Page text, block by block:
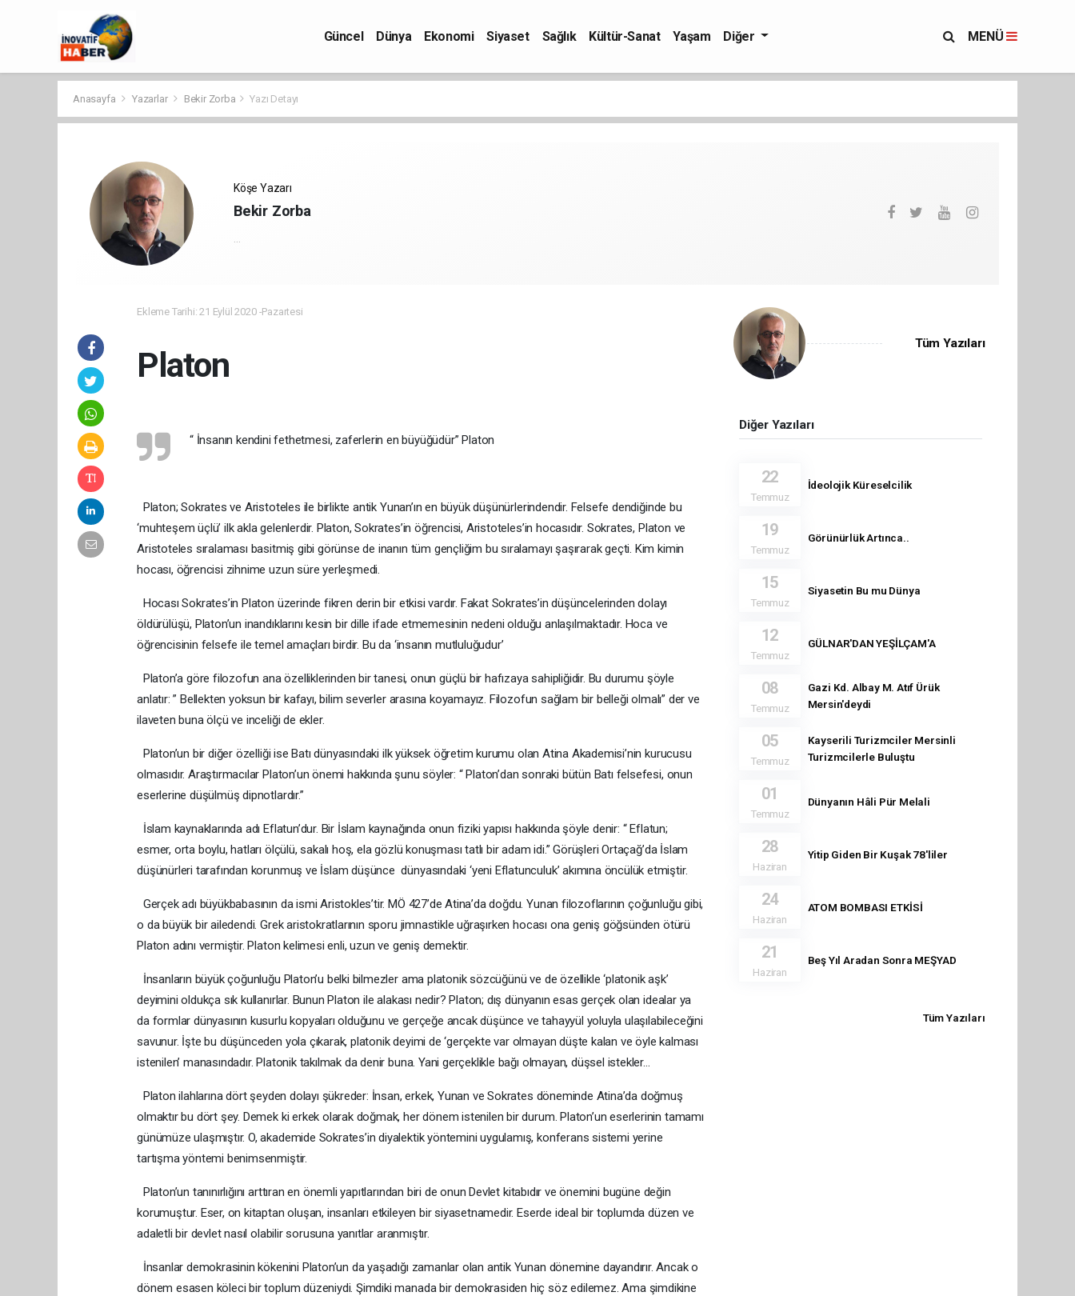
Güncel Dünya Ekonomi Siyaset Sağlık Kültür-Sanat Yaşam Diğer MENÜ
Anasayfa Yazarlar Bekir Zorba Yazı Detayı
Köşe Yazarı
Bekir Zorba
Ekleme Tarihi: 21 Eylül 2020 -Pazartesi
Platon
“ İnsanın kendini fethetmesi, zaferlerin en büyüğüdür” Platon
Platon; Sokrates ve Aristoteles ile birlikte antik Yunan’ın en büyük düşünürlerindendir. Felsefe dendiğinde bu
‘muhteşem üçlü’ ilk akla gelenlerdir. Platon, Sokrates’in öğrencisi, Aristoteles’in hocasıdır. Sokrates, Platon ve
Aristoteles sıralaması basitmiş gibi görünse de inanın tüm gençliğim bu sıralamayı şaşırarak geçti. Kim kimin
hocası, öğrencisi zihnime uzun süre yerleşmedi.
Hocası Sokrates’in Platon üzerinde fikren derin bir etkisi vardır. Fakat Sokrates’in düşüncelerinden dolayı
öldürülüşü, Platon’un inandıklarını kesin bir dille ifade etmemesinin nedeni olduğu anlaşılmaktadır. Hoca ve
öğrencisinin felsefe ile temel amaçları birdir. Bu da ‘insanın mutluluğudur’
Platon’a göre filozofun ana özelliklerinden bir tanesi, onun güçlü bir hafızaya sahipliğidir. Bu durumu şöyle
anlatır: ” Bellekten yoksun bir kafayı, bilim severler arasına koyamayız. Filozofun sağlam bir belleği olmalı” der ve
ilaveten buna ölçü ve inceliği de ekler.
Platon’un bir diğer özelliği ise Batı dünyasındaki ilk yüksek öğretim kurumu olan Atina Akademisi’nin kurucusu
olmasıdır. Araştırmacılar Platon’un önemi hakkında şunu söyler: “ Platon’dan sonraki bütün Batı felsefesi, onun
eserlerine düşülmüş dipnotlardır.”
İslam kaynaklarında adı Eflatun’dur. Bir İslam kaynağında onun fiziki yapısı hakkında şöyle denir: “ Eflatun;
esmer, orta boylu, hatları ölçülü, sakalı hoş, ela gözlü konuşması tatlı bir adam idi.” Görüşleri Ortaçağ’da İslam
düşünürleri tarafından korunmuş ve İslam düşünce dünyasındaki ‘yeni Eflatunculuk’ akımına öncülük etmiştir.
Gerçek adı büyükbabasının da ismi Aristokles’tir. MÖ 427’de Atina’da doğdu. Yunan filozoflarının çoğunluğu gibi,
o da büyük bir ailedendi. Grek aristokratlarının sporu jimnastikle uğraşırken hocası ona geniş göğsünden ötürü
Platon adını vermiştir. Platon kelimesi enli, uzun ve geniş demektir.
İnsanların büyük çoğunluğu Platon’u belki bilmezler ama platonik sözcüğünü ve de özellikle ‘platonik aşk’
deyimini oldukça sık kullanırlar. Bunun Platon ile alakası nedir? Platon; dış dünyanın esas gerçek olan idealar ya
da formlar dünyasının kusurlu kopyaları olduğunu ve gerçeğe ancak düşünce ve tahayyül yoluyla ulaşılabileceğini
savunur. İşte bu düşünceden yola çıkarak, platonik deyimi de ‘gerçekte var olmayan düşte kalan ve öyle kalması
istenilen’ manasındadır. Platonik takılmak da denir buna. Yani gerçeklikle bağı olmayan, düşsel istekler…
Platon ilahlarına dört şeyden dolayı şükreder: İnsan, erkek, Yunan ve Sokrates döneminde Atina’da doğmuş
olmaktır bu dört şey. Demek ki erkek olarak doğmak, her dönem istenilen bir durum. Platon’un eserlerinin tamamı
günümüze ulaşmıştır. O, akademide Sokrates’in diyalektik yöntemini uygulamış, konferans sistemi yerine
tartışma yöntemi benimsenmiştir.
Platon’un tanınırlığını arttıran en önemli yapıtlarından biri de onun Devlet kitabıdır ve önemini bugüne değin
korumuştur. Eser, on kitaptan oluşan, insanları etkileyen bir siyasetnamedir. Eserde ideal bir toplumda düzen ve
adaletli bir devlet nasıl olabilir sorusuna yanıtlar aranmıştır.
İnsanlar demokrasinin kökenini Platon’un da yaşadığı zamanlar olan antik Yunan dönemine dayandırır. Ancak o
dönem esasen köleci bir toplum düzeniydi. Şimdiki manada bir demokrasiden hiç söz edilemez. Ama şimdikine
Tüm Yazıları
Diğer Yazıları
22
Temmuz
İdeolojik Küreselcilik
19
Temmuz
Görünürlük Artınca..
15
Temmuz
Siyasetin Bu mu Dünya
12
Temmuz
GÜLNAR'DAN YEŞİLÇAM'A
08
Temmuz
Gazi Kd. Albay M. Atıf Ürük
Mersin'deydi
05
Temmuz
Kayserili Turizmciler Mersinli
Turizmcilerle Buluştu
01
Temmuz
Dünyanın Hâli Pür Melali
28
Haziran
Yitip Giden Bir Kuşak 78'liler
24
Haziran
ATOM BOMBASI ETKİSİ
21
Haziran
Beş Yıl Aradan Sonra MEŞYAD
Tüm Yazıları